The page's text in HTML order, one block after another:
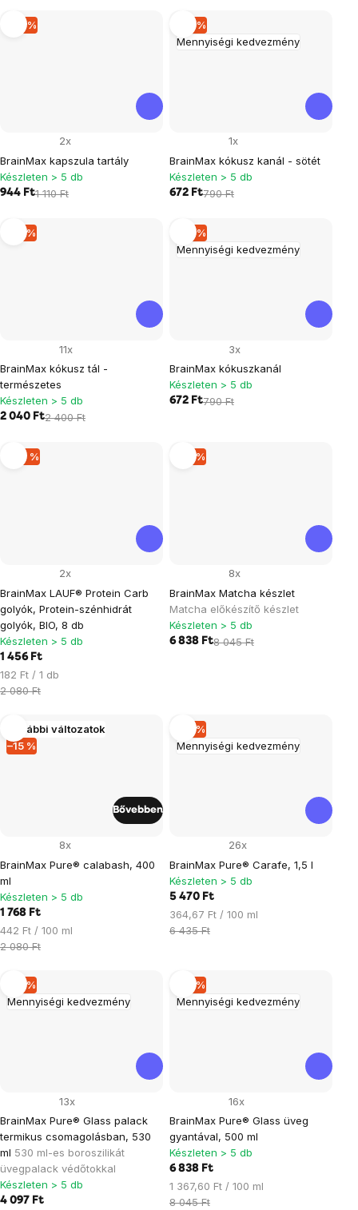
–14 %
BrainMax kapszula tartály
2x
Készleten > 5 db
944 Ft1 110 Ft
Mennyiségi kedvezmény
–14 %
BrainMax kókusz kanál - sötét
1x
Készleten > 5 db
672 Ft790 Ft
–15 %
BrainMax kókusz tál -
természetes
11x
Készleten > 5 db
2 040 Ft2 400 Ft
Mennyiségi kedvezmény
–14 %
BrainMax kókuszkanál
3x
Készleten > 5 db
672 Ft790 Ft
–30 %
BrainMax LAUF® Protein Carb
golyók, Protein-szénhidrát
golyók, BIO, 8 db
2x
Készleten > 5 db
1 456 Ft
Egységár:
182 Ft / 1 db
2 080 Ft
–15 %
BrainMax Matcha készlet
Matcha előkészítő készlet
8x
Készleten > 5 db
6 838 Ft8 045 Ft
–15 %
További változatok
BrainMax Pure® calabash, 400
ml
8x
Készleten > 5 db
1 768 Ft
Egységár:
442 Ft / 100 ml
2 080 Ft
Bővebben
Mennyiségi kedvezmény
–15 %
BrainMax Pure® Carafe, 1,5 l
26x
Készleten > 5 db
5 470 Ft
Egységár:
364,67 Ft / 100 ml
6 435 Ft
Mennyiségi kedvezmény
–15 %
BrainMax Pure® Glass palack
termikus csomagolásban, 530
ml 530 ml-es boroszilikát
üvegpalack védőtokkal
13x
Készleten > 5 db
4 097 Ft
Mennyiségi kedvezmény
–15 %
BrainMax Pure® Glass üveg
gyantával, 500 ml
16x
Készleten > 5 db
6 838 Ft
Egységár:
1 367,60 Ft / 100 ml
8 045 Ft